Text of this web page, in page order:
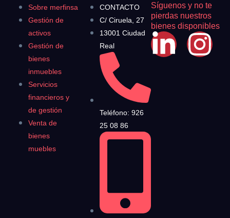
Sobre merfinsa
Gestión de
activos
Gestión de
bienes
inmuebles
Servicios
financieros y
de gestión
Venta de
bienes
muebles
CONTACTO
C/ Ciruela, 27
13001 Ciudad
Real
Teléfono: 926
25 08 86
Síguenos y no te
pierdas nuestros
bienes disponibles